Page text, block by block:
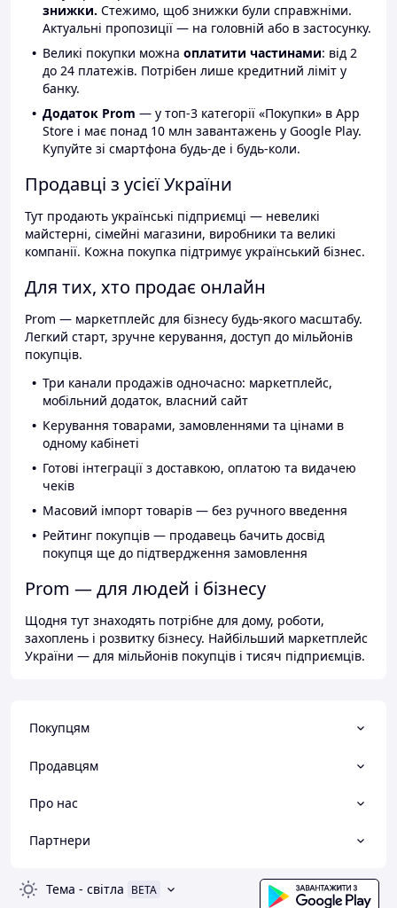
знижки. Стежимо, щоб знижки були справжніми.
Актуальні пропозиції — на головній або в застосунку.
Великі покупки можна оплатити частинами: від 2
до 24 платежів. Потрібен лише кредитний ліміт у
банку.
Додаток Prom — у топ-3 категорії «Покупки» в App
Store і має понад 10 млн завантажень у Google Play.
Купуйте зі смартфона будь-де і будь-коли.
Продавці з усієї України
Тут продають українські підприємці — невеликі
майстерні, сімейні магазини, виробники та великі
компанії. Кожна покупка підтримує український бізнес.
Для тих, хто продає онлайн
Prom — маркетплейс для бізнесу будь-якого масштабу.
Легкий старт, зручне керування, доступ до мільйонів
покупців.
Три канали продажів одночасно: маркетплейс,
мобільний додаток, власний сайт
Керування товарами, замовленнями та цінами в
одному кабінеті
Готові інтеграції з доставкою, оплатою та видачею
чеків
Масовий імпорт товарів — без ручного введення
Рейтинг покупців — продавець бачить досвід
покупця ще до підтвердження замовлення
Prom — для людей і бізнесу
Щодня тут знаходять потрібне для дому, роботи,
захоплень і розвитку бізнесу. Найбільший маркетплейс
України — для мільйонів покупців і тисяч підприємців.
Покупцям
Продавцям
Про нас
Партнери
Тема - світла BETA